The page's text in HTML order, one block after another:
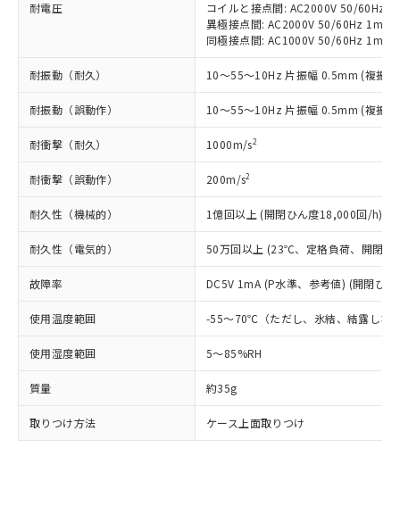
耐電圧
コイルと接点間: AC2000V 50/60Hz
異極接点間: AC2000V 50/60Hz 1min
同極接点間: AC1000V 50/60Hz 1min
耐振動（耐久） 10～55～10Hz 片振幅 0.5mm (複振
耐振動（誤動作） 10～55～10Hz 片振幅 0.5mm (複振
耐衝撃（耐久） 1000m/s2
耐衝撃（誤動作） 200m/s2
耐久性（機械的） 1億回以上 (開閉ひん度18,000回/h)
耐久性（電気的） 50万回以上 (23℃、定格負荷、開閉
故障率 DC5V 1mA (P水準、参考値) (開閉ひ
使用温度範囲 -55～70℃（ただし、氷結、結露しな
使用湿度範囲 5～85%RH
質量 約35g
取りつけ方法 ケース上面取りつけ
タに基づき作成されるものであり、閲
覧された時点での実際の在庫および標
準価格とは異なる場合があることをご
正式な納期状況および標準価格はお客
様のお取引先、またはお客様担当のオ
ムロン制御機器販売店・当社販売員に
ご相談ください。
オムロン制御機器販売店や当社販売拠
点は「
販売ネットワーク
在庫状況および標準価格結果を当社の
事前の承諾なく第三者に漏洩または開
示しないようお願いします。
ビス）をご利用いただくには、I-Web
メンバーズにご登録されている必要が
お客様が当ウェブサイト上で当社にご
登録された部品リストについて、当社
および当社の共同利用者が、当社の製
品・サービスに関するお客様との取
引・商談に必要な範囲で利用すること
をご了承ください。
鉛(Pb) 1000ppm以下、 水銀(Hg) 1000ppm以下、 カド
六価クロム(Cr(Ⅵ)) 1000ppm以下、ポリ臭化ビフェニル
類(PBB) 1000ppm以下、ポリ臭化ジフェニルエーテル類
(PBDE) 1000ppm以下、フタル酸ビス(2-エチルヘキシ
ル) (DEHP)(別名：DOP) 1000ppm以下、フタル酸ブチ
ルベンジル（BBP） 1000ppm以下、フタル酸ジブチル
（DBP） 1000ppm以下、フタル酸ジイソブチル
但し、RoHS指令で産業用監視および制御機器に対する
適用除外項目は除く。
フタル酸エステル類の４物質については閾値を超える意
図的な使用がないことを確認しています。
部品在庫の切り替え状況などにより、予定
月が前後することがあります。
※3 非含有証明書ダウンロード
下記の非含有証明書をダウンロードするこ
とができます。
*中国RoHS10物質の基準値 (GB/T26572)：
Pb(鉛) :1000ppm、 Hg(水銀) : 1000ppm、 Cd(カドミウ
Cr(Ⅵ)(六価クロム) : 1000ppm、 PBBs(ポリ臭化ビフェ
ニル類) : 1000ppm、 PBDEs(ポリ臭化ジフェニルエーテ
ル類) : 1000ppm、
イソブチル) : 1000ppm、 BBP(フタル酸ブチルベンジ
DEHP(フタル酸ビス(2-エチルヘキシル)) : 1000ppm
※2 環境保護使用期限
「ｅ」：有害物質（10物質）のすべてが基
準値以下であることを示します。
「10」：通常の使用状況下において有害物
質が外部に漏えいし、環境に深刻な影響を
及ぼさない年数を意味します。
「－」：未確認です。当社販売部門へお問
または国外への提供する場合は、日本
国政府の輸出許可(または役務取引許
可)を取得するなどの必要な手続きを
当社は規制貨物を破棄する場合は、完
いよう必要な手段を講じます。
当社は貴社製品を、核兵器、ミサイ
ル、化学兵器、生物兵器またはその他
武器並びにこれらの製造装置等に一切
使用いたしません。
当社は、貴社製品を第三者に販売する
場合は、上記1、2および3の内容を当
該第三者に通知します。また当社は、
販売先および販売に係わる関係者が違
法に輸出するおそれがある場合は、取
り引きをいたしません。
キャンセル
○ 一定数以上の在庫あり
△ 一定数には満たないが在庫あり
在庫なし(最新の在庫状況につ
いては、お客様のお取引先、ま
たはお客様担当のオムロン制御
機器販売店・当社販売員にご確
認ください)
受注生産機種、また在庫状況の
情報を公開していない機種